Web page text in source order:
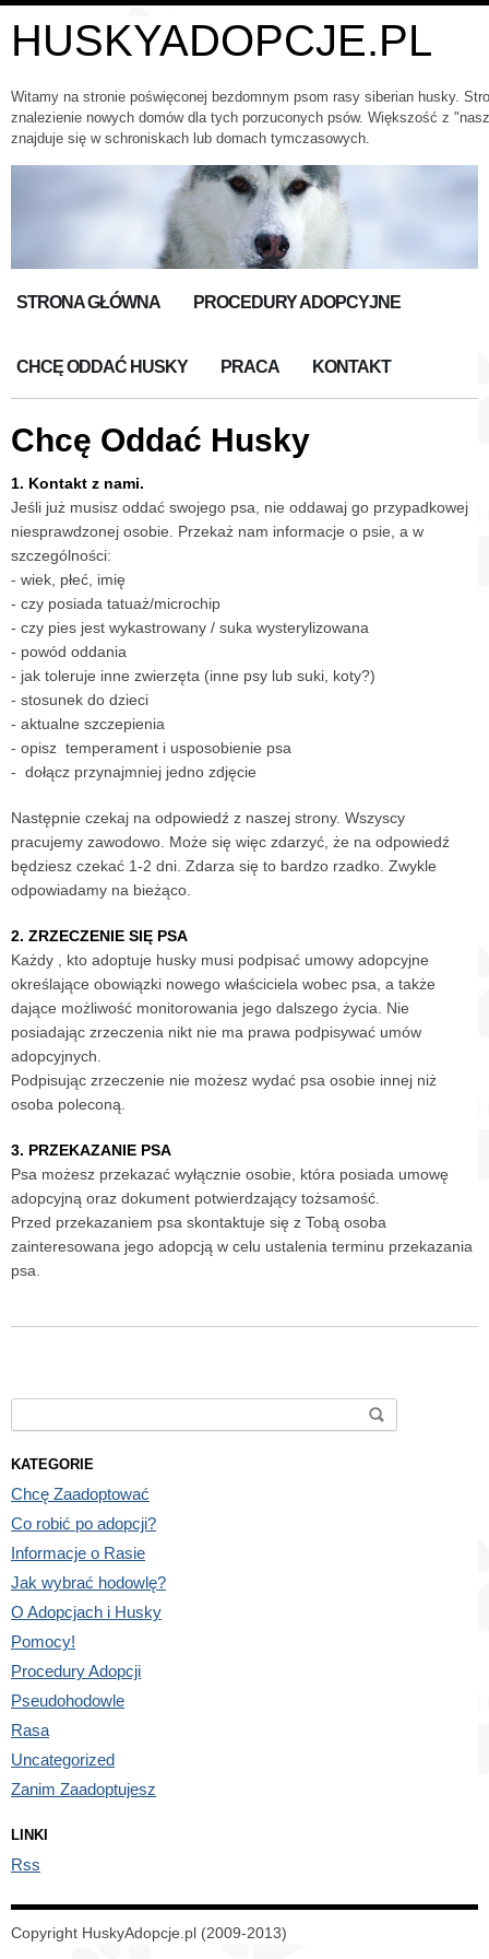
HUSKYADOPCJE.PL
Witamy na stronie poświęconej bezdomnym psom rasy siberian husky.
znalezienie nowych domów dla tych porzuconych psów. Większość z
znajduje się w schroniskach lub domach tymczasowych.
STRONA GŁÓWNA PROCEDURY ADOPCYJNE
CHCĘ ODDAĆ HUSKY PRACA KONTAKT
Chcę Oddać Husky
1. Kontakt z nami.
Jeśli już musisz oddać swojego psa, nie oddawaj go przypadkowej
niesprawdzonej osobie. Przekaż nam informacje o psie, a w
szczególności:
- wiek, płeć, imię
- czy posiada tatuaż/microchip
- czy pies jest wykastrowany / suka wysterylizowana
- powód oddania
- jak toleruje inne zwierzęta (inne psy lub suki, koty?)
- stosunek do dzieci
- aktualne szczepienia
- opisz temperament i usposobienie psa
- dołącz przynajmniej jedno zdjęcie
Następnie czekaj na odpowiedź z naszej strony. Wszyscy
pracujemy zawodowo. Może się więc zdarzyć, że na odpowiedź
będziesz czekać 1-2 dni. Zdarza się to bardzo rzadko. Zwykle
odpowiadamy na bieżąco.
2. ZRZECZENIE SIĘ PSA
Każdy , kto adoptuje husky musi podpisać umowy adopcyjne
określające obowiązki nowego właściciela wobec psa, a także
dające możliwość monitorowania jego dalszego życia. Nie
posiadając zrzeczenia nikt nie ma prawa podpisywać umów
adopcyjnych.
Podpisując zrzeczenie nie możesz wydać psa osobie innej niż
osoba poleconą.
3. PRZEKAZANIE PSA
Psa możesz przekazać wyłącznie osobie, która posiada umowę
adopcyjną oraz dokument potwierdzający tożsamość.
Przed przekazaniem psa skontaktuje się z Tobą osoba
zainteresowana jego adopcją w celu ustalenia terminu przekazania
psa.
KATEGORIE
Chcę Zaadoptować
Co robić po adopcji?
Informacje o Rasie
Jak wybrać hodowlę?
O Adopcjach i Husky
Pomocy!
Procedury Adopcji
Pseudohodowle
Rasa
Uncategorized
Zanim Zaadoptujesz
LINKI
Rss
Copyright HuskyAdopcje.pl (2009-2013)